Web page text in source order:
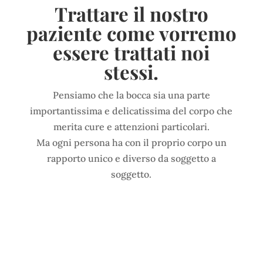
Trattare il nostro
paziente come vorremo
essere trattati noi
stessi.
Pensiamo che la bocca sia una parte
importantissima e delicatissima del corpo che
merita cure e attenzioni particolari.
Ma ogni persona ha con il proprio corpo un
rapporto unico e diverso da soggetto a
soggetto.